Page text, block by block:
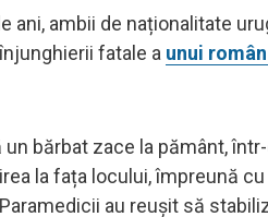
ambii de naționalitate
fatale a unui
bărbat zace la pământ,
la fața locului, împreună
au reușit să